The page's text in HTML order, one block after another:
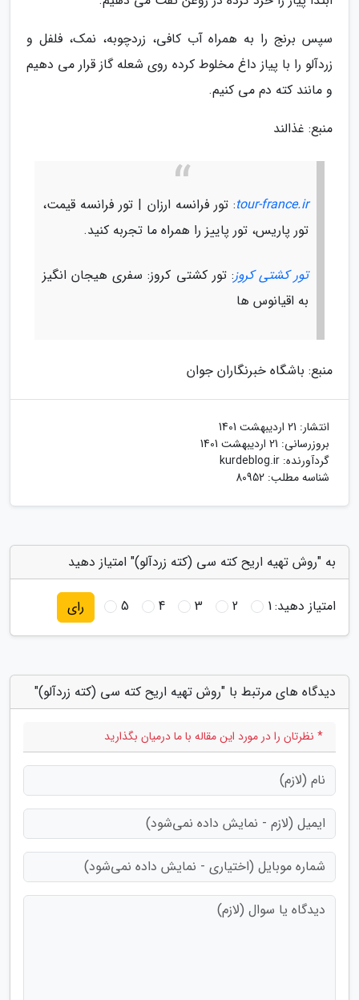
سپس برنج را به همراه آب کافی، زردچوبه، نمک، فلفل و
زردآلو را با پیاز داغ مخلوط کرده روی شعله گاز قرار می دهیم
و مانند کته دم می کنیم.
منبع: غذالند
tour-france.ir: تور فرانسه ارزان | تور فرانسه قیمت،
تور پاریس، تور پاییز را همراه ما تجربه کنید.
تور کشتی کروز: تور کشتی کروز: سفری هیجان انگیز
به اقیانوس ها
منبع: باشگاه خبرنگاران جوان
انتشار: 21 اردیبهشت 1401
بروزرسانی: 21 اردیبهشت 1401
گردآورنده: kurdeblog.ir
شناسه مطلب: 80952
به "روش تهیه اریح کته سی (کته زردآلو)" امتیاز دهید
امتیاز دهید:1
2
3
4
5 رای
دیدگاه های مرتبط با "روش تهیه اریح کته سی (کته زردآلو)"
* نظرتان را در مورد این مقاله با ما درمیان بگذارید